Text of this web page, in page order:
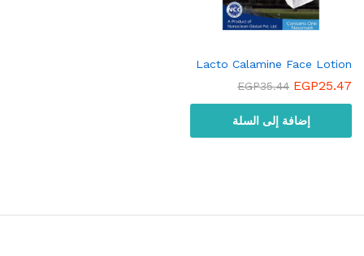
Lacto Calamine Face Lotion
EGP25.47
EGP35.44
إضافة إلى السلة